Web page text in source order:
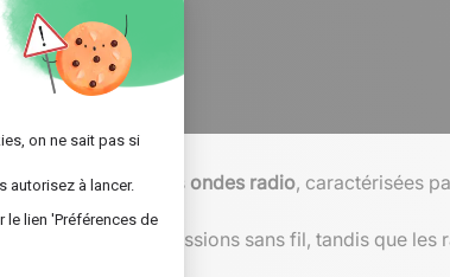
commence avec les ondes radio, caractérisées
rayons gamma
pour les transmissions sans fil, tandis que les